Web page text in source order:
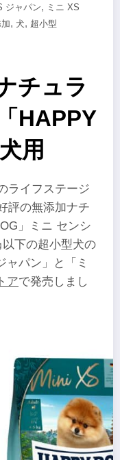
ジャパン, ミニ XS
, 犬, 超小型
チュラ
HAPPY
用
ライフステージ
評の無添加ナチ
」ミニ センシ
下の超小型犬の
ャパン」と「ミ
アで発売しまし